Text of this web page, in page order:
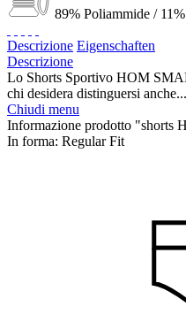
89% Poliammide /
Descrizione Eigenschaften
Descrizione
Lo Shorts Sportivo HOM
chi desidera distinguersi anche...
Chiudi menu
Informazione prodotto "shorts
In forma: Regular Fit